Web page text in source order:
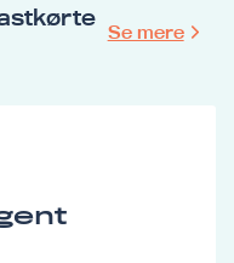
Se mere